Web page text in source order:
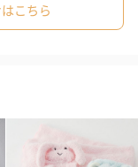
た、
品が登場しまし
使え、赤ちゃんに
こちら